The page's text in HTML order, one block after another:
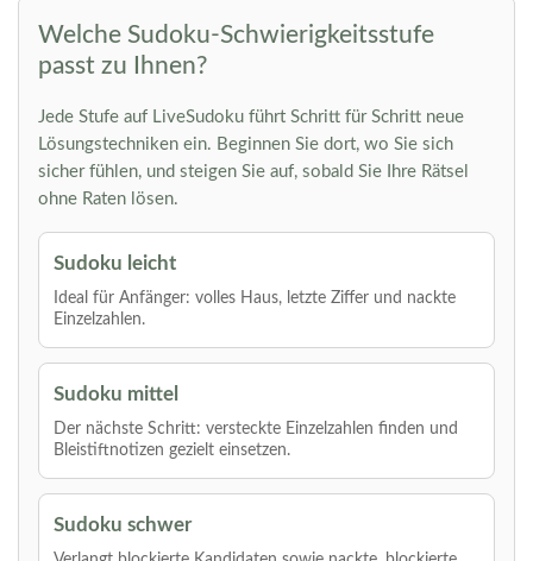
Welche Sudoku-Schwierigkeitsstufe
passt zu Ihnen?
Jede Stufe auf LiveSudoku führt Schritt für Schritt neue
Lösungstechniken ein. Beginnen Sie dort, wo Sie sich
sicher fühlen, und steigen Sie auf, sobald Sie Ihre Rätsel
ohne Raten lösen.
Sudoku leicht
Ideal für Anfänger: volles Haus, letzte Ziffer und nackte
Einzelzahlen.
Sudoku mittel
Der nächste Schritt: versteckte Einzelzahlen finden und
Bleistiftnotizen gezielt einsetzen.
Sudoku schwer